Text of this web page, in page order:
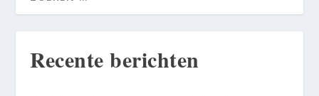
Recente berichten